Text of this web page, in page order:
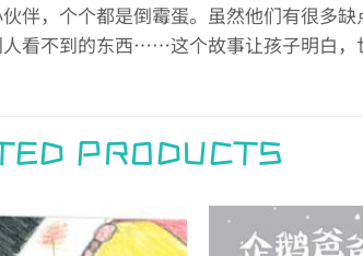
伙伴，个个都是倒霉蛋。虽然他们有很
看不到的东西……这个故事让孩子明白，
PRODUCTS